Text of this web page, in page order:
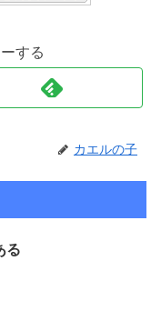
する
カエルの子
る